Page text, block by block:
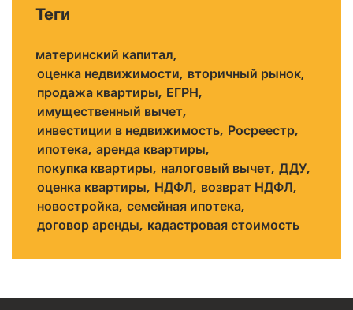
Теги
материнский капитал
оценка недвижимости вторичный рынок
продажа квартиры ЕГРН
имущественный вычет
инвестиции в недвижимость Росреестр
ипотека аренда квартиры
покупка квартиры налоговый вычет ДДУ
оценка квартиры НДФЛ возврат НДФЛ
новостройка семейная ипотека
договор аренды кадастровая стоимость